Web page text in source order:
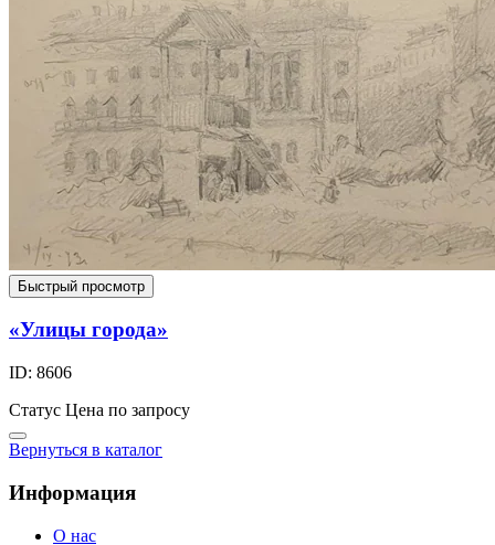
Быстрый просмотр
«Улицы города»
ID: 8606
Статус Цена по запросу
Вернуться в каталог
Информация
О нас